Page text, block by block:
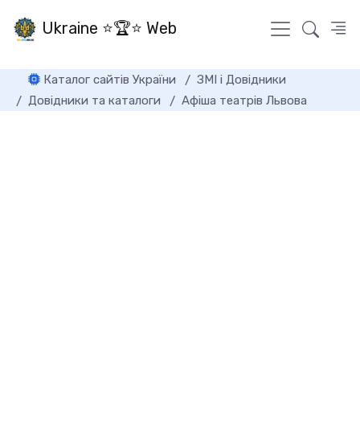
Ukraine ⭐🏆⭐ Web
Каталог сайтів України
ЗМІ і Довідники
Довідники та каталоги
Афіша театрів Львова